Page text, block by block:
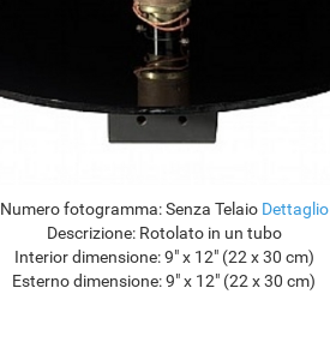
Numero fotogramma: Senza Telaio Dettaglio
Descrizione: Rotolato in un tubo
Interior dimensione: 9" x 12" (22 x 30 cm)
Esterno dimensione: 9" x 12" (22 x 30 cm)